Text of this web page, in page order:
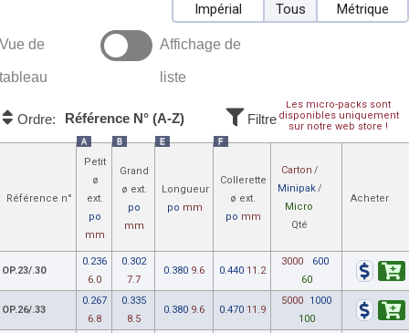
Impérial Tous Métrique
Vue de
tableau
Affichage de
liste
Les micro-packs sont
disponibles uniquement
sur notre web store !
Ordre: Référence N° (A-Z) Filtre
Référence n°
A
Petit
ø
ext.
po
mm
B
Grand
ø ext.
po
mm
E
Longueur
po mm
F
Collerette
ø ext.
po mm
Carton /
Minipak/
Micro
Qté
Acheter
OP.23/.30
0.236
6.0
0.302
7.7
0.380 9.6 0.440 11.2
3000
600
60
OP.26/.33
0.267
6.8
0.335
8.5
0.380 9.6 0.470 11.9
5000
1000
100